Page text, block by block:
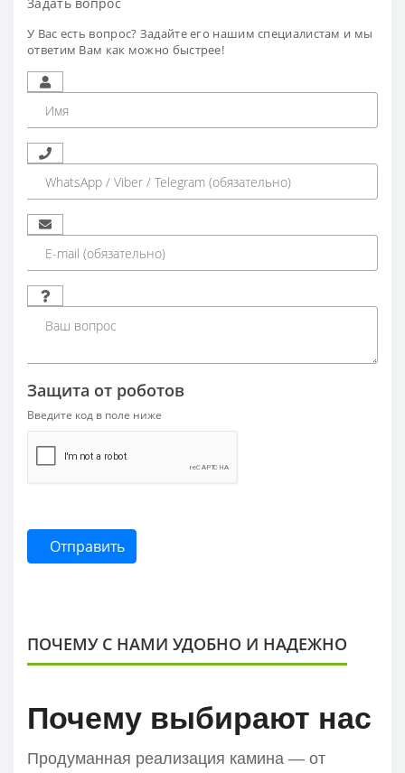
У Вас есть вопрос? Задайте его нашим специалистам и мы
ответим Вам как можно быстрее!
Защита от роботов
Введите код в поле ниже
Отправить
ПОЧЕМУ С НАМИ УДОБНО И НАДЕЖНО
Почему выбирают нас
Продуманная реализация камина — от